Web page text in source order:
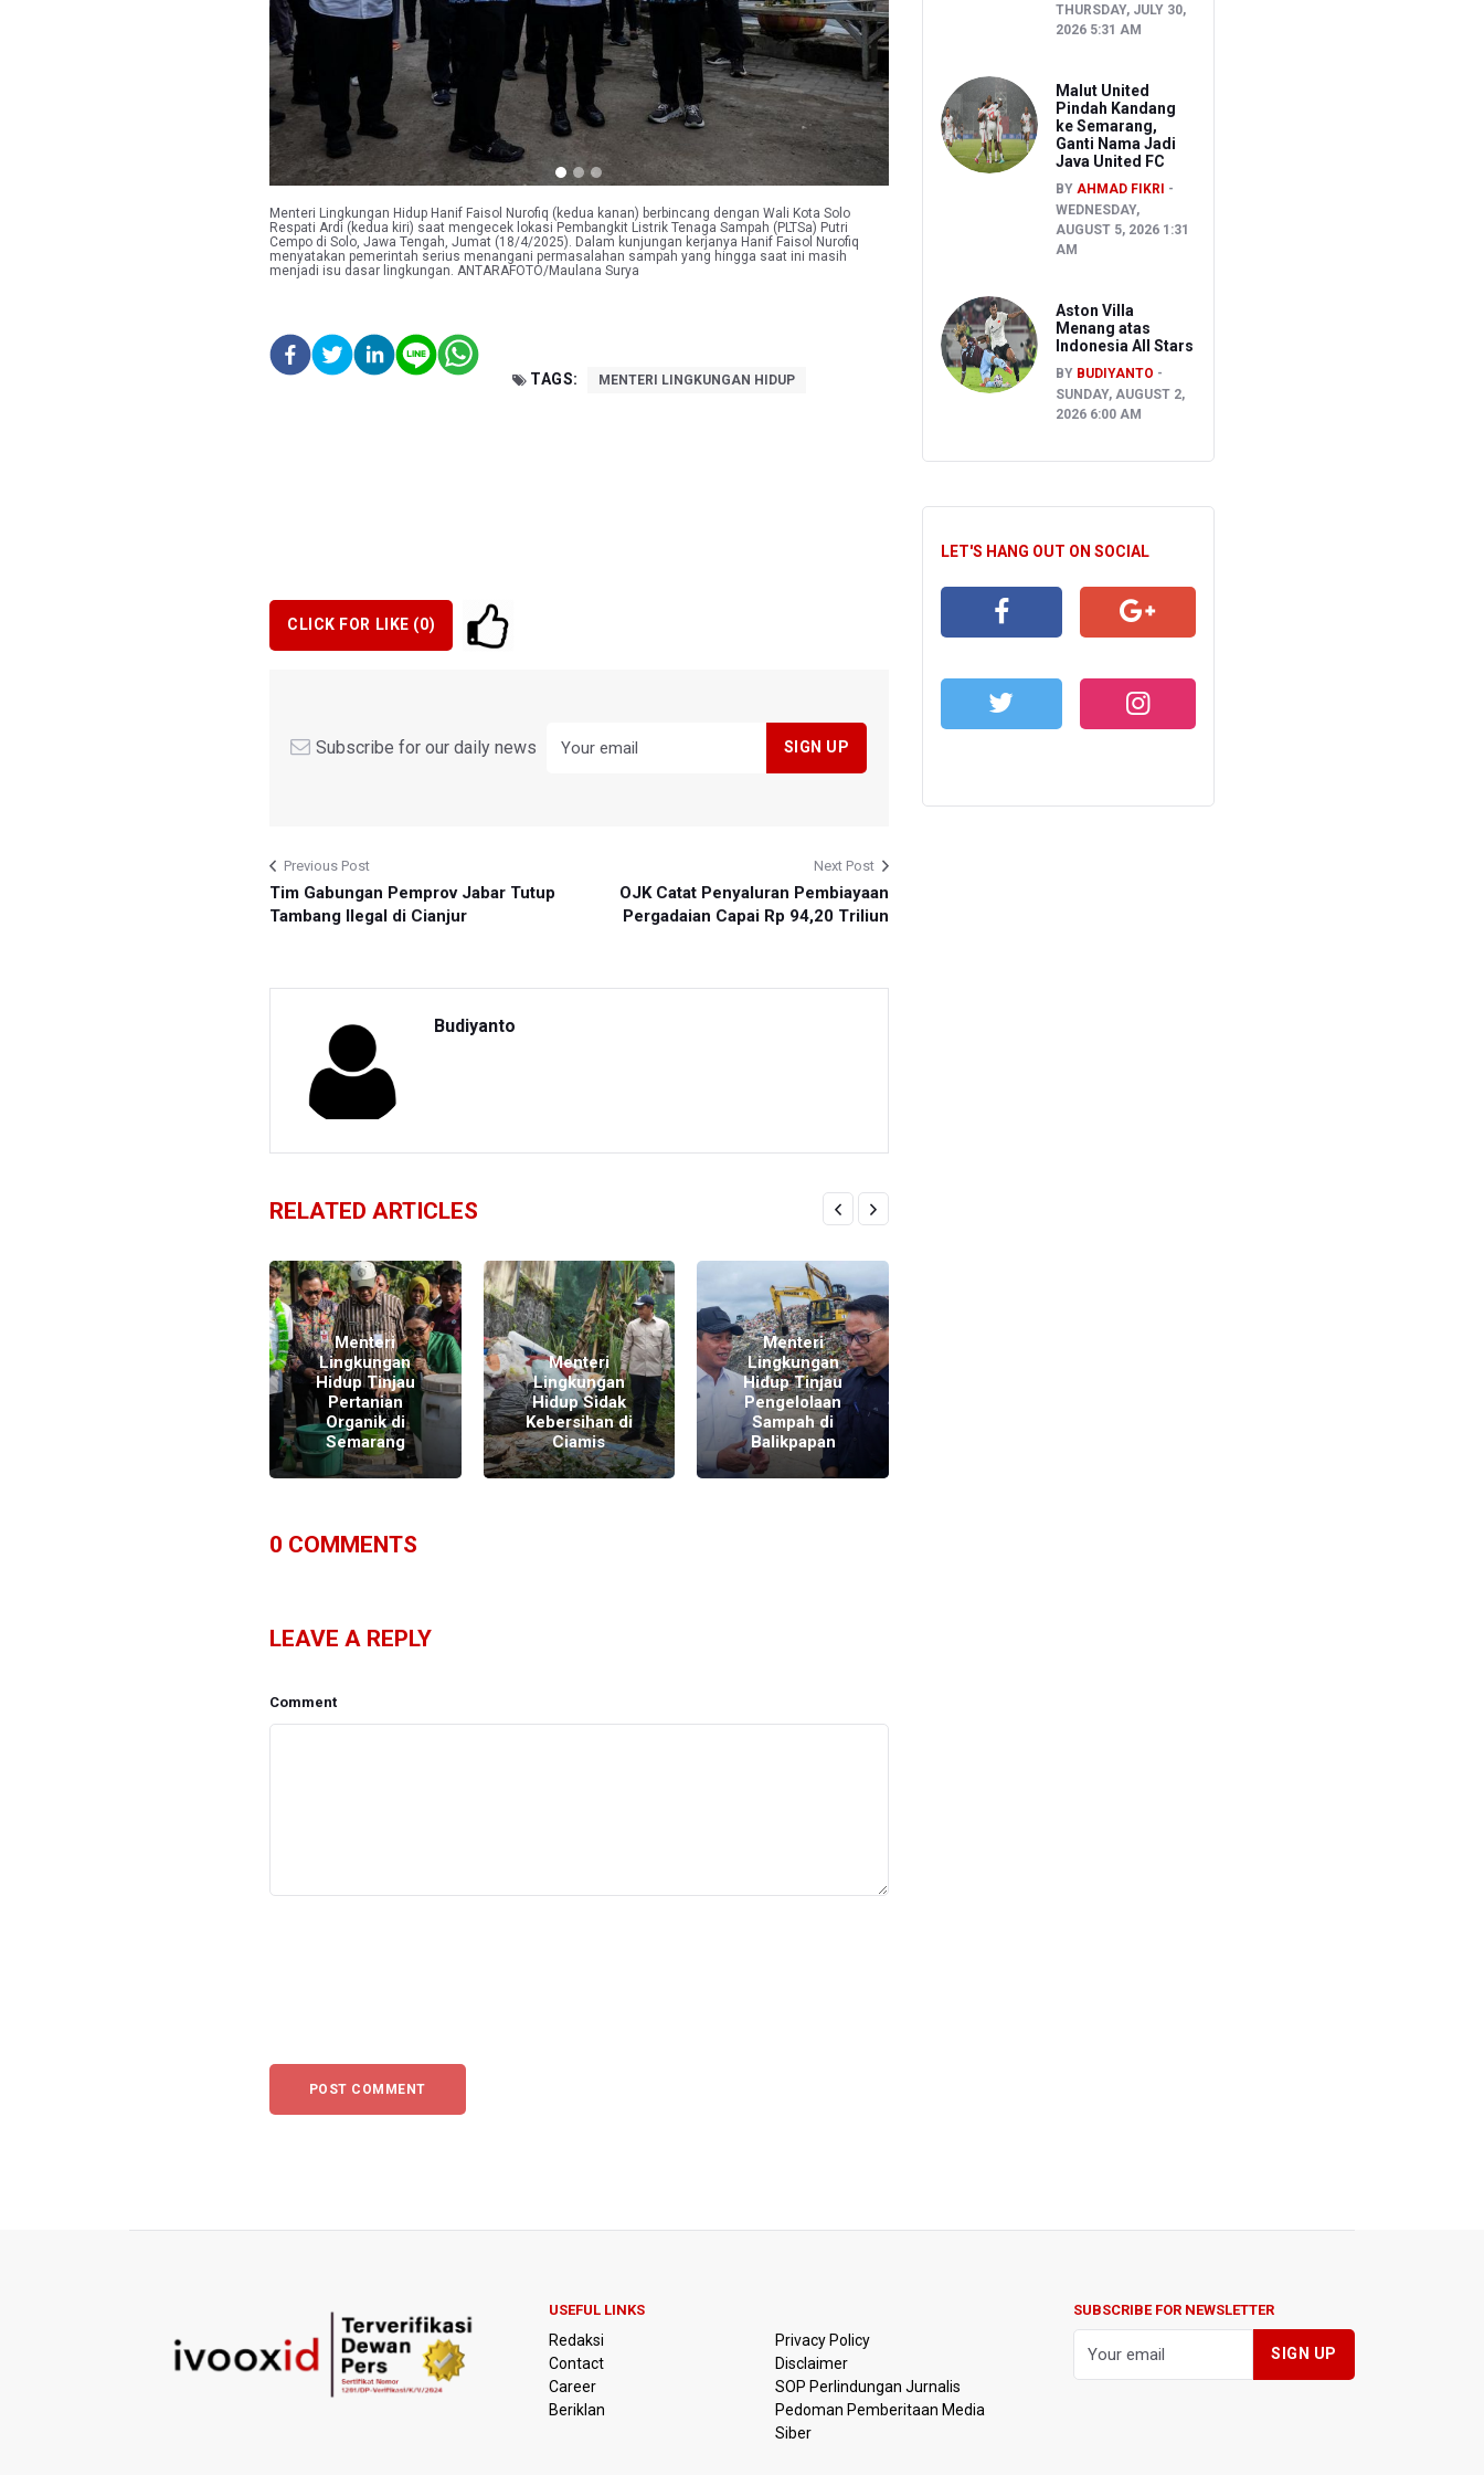
Menteri Lingkungan Hidup Hanif Faisol Nurofiq (kedua kanan) berbincang dengan Wali Kota Solo
Respati Ardi (kedua kiri) saat mengecek lokasi Pembangkit Listrik Tenaga Sampah (PLTSa) Putri
Cempo di Solo, Jawa Tengah, Jumat (18/4/2025). Dalam kunjungan kerjanya Hanif Faisol Nurofiq
menyatakan pemerintah serius menangani permasalahan sampah yang hingga saat ini masih
menjadi isu dasar lingkungan. ANTARAFOTO/Maulana Surya
TAGS: MENTERI LINGKUNGAN HIDUP
CLICK FOR LIKE (0)
Subscribe for our daily news
Previous Post
Tim Gabungan Pemprov Jabar Tutup
Tambang Ilegal di Cianjur
Next Post
OJK Catat Penyaluran Pembiayaan
Pergadaian Capai Rp 94,20 Triliun
Budiyanto
RELATED ARTICLES
Menteri
Lingkungan
Hidup Tinjau
Pertanian
Organik di
Semarang
Menteri
Lingkungan
Hidup Sidak
Kebersihan di
Ciamis
Menteri
Lingkungan
Hidup Tinjau
Pengelolaan
Sampah di
Balikpapan
0 COMMENTS
LEAVE A REPLY
Comment
THURSDAY, JULY 30,
2026 5:31 AM
Malut United
Pindah Kandang
ke Semarang,
Ganti Nama Jadi
Java United FC
BY AHMAD FIKRI
WEDNESDAY,
AUGUST 5, 2026 1:31
AM
Aston Villa
Menang atas
Indonesia All Stars
BY BUDIYANTO
SUNDAY, AUGUST 2,
2026 6:00 AM
LET'S HANG OUT ON SOCIAL
USEFUL LINKS
Redaksi
Contact
Career
Beriklan
Privacy Policy
Disclaimer
SOP Perlindungan Jurnalis
Pedoman Pemberitaan Media
Siber
SUBSCRIBE FOR NEWSLETTER